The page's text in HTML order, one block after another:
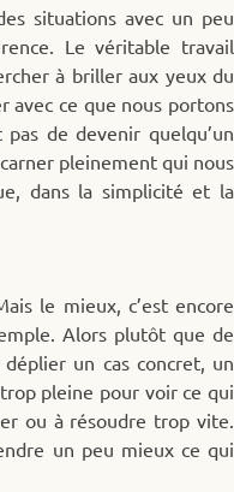
situations avec un peu
Le véritable travail
à briller aux yeux du
avec ce que nous portons
de devenir quelqu’un
pleinement qui nous
dans la simplicité et la
le mieux, c’est encore
Alors plutôt que de
un cas concret, un
pleine pour voir ce qui
ou à résoudre trop vite.
un peu mieux ce qui